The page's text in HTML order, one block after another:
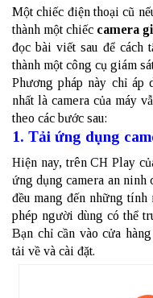
Một chiếc điện thoại cũ
thành một chiếc camera
đọc bài viết sau để cách
thành một công cụ giám
Phương pháp này chỉ áp
nhất là camera của máy
theo các bước sau:
1. Tải ứng dụng
Hiện nay, trên CH Play
ứng dụng camera an ninh
đều mang đến những tính
phép người dùng có thể
Bạn chỉ cần vào cửa
tải về và cài đặt.